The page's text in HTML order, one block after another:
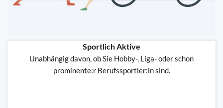
Sportlich Aktive
Unabhängig davon, ob Sie Hobby-, Liga- oder schon
prominente:r Berufssportler:in sind.